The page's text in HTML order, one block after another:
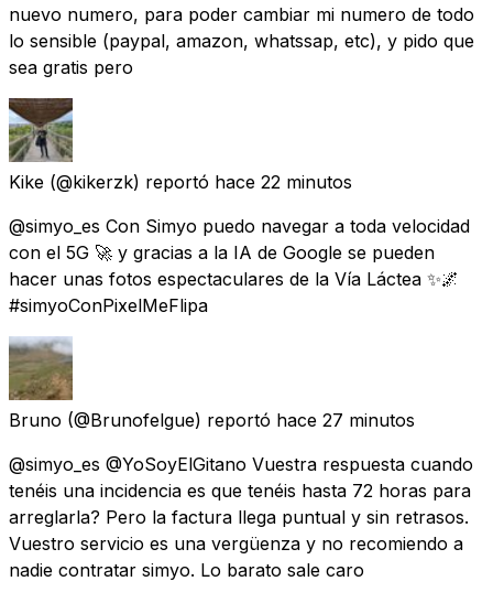
nuevo numero, para poder cambiar mi numero de todo
lo sensible (paypal, amazon, whatssap, etc), y pido que
sea gratis pero
Kike (@kikerzk) reportó hace 22 minutos
@simyo_es Con Simyo puedo navegar a toda velocidad
con el 5G 🚀 y gracias a la IA de Google se pueden
hacer unas fotos espectaculares de la Vía Láctea ✨🌌
#simyoConPixelMeFlipa
Bruno (@Brunofelgue) reportó hace 27 minutos
@simyo_es @YoSoyElGitano Vuestra respuesta cuando
tenéis una incidencia es que tenéis hasta 72 horas para
arreglarla? Pero la factura llega puntual y sin retrasos.
Vuestro servicio es una vergüenza y no recomiendo a
nadie contratar simyo. Lo barato sale caro